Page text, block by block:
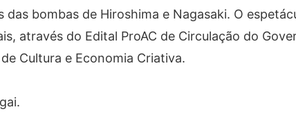
bombas de Hiroshima e Nagasaki. O
através do Edital ProAC de Circulação do
Cultura e Economia Criativa.